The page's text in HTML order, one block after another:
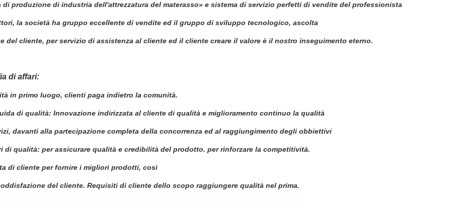
di produzione di industria dell'attrezzatura del materasso» e sistema di servizio perfetti di vendite del professionista
la società ha gruppo eccellente di vendite ed il gruppo di sviluppo tecnologico, ascolta
del cliente, per servizio di assistenza al cliente ed il cliente creare il valore è il nostro inseguimento eterno.
di affari:
in primo luogo, clienti paga indietro la comunità.
di qualità: Innovazione indirizzata al cliente di qualità e miglioramento continuo la qualità
davanti alla partecipazione completa della concorrenza ed al raggiungimento degli obbiettivi
di qualità: per assicurare qualità e credibilità del prodotto. per rinforzare la competitività.
di cliente per fornire i migliori prodotti, così
del cliente. Requisiti di cliente dello scopo raggiungere qualità nel prima.